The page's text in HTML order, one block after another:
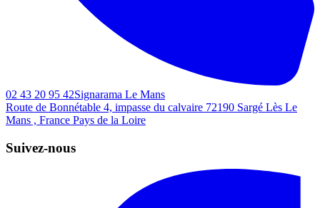
02 43 20 95 42Signarama Le Mans
Route de Bonnétable 4, impasse du calvaire 72190 Sargé Lès Le
Mans , France Pays de la Loire
Suivez-nous